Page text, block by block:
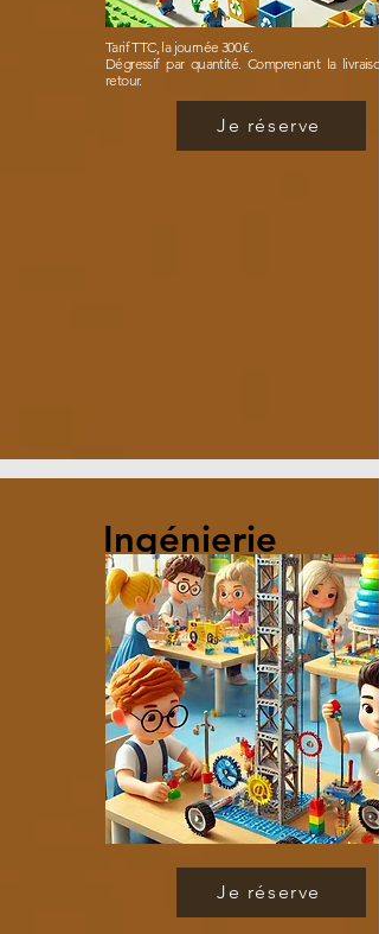
Tarif TTC, la journée 300 €.
Dégressif par quantité. Comprenant la
retour.
Je réserve
Ingénierie
mécaniqu
e
LEGO
Je réserve